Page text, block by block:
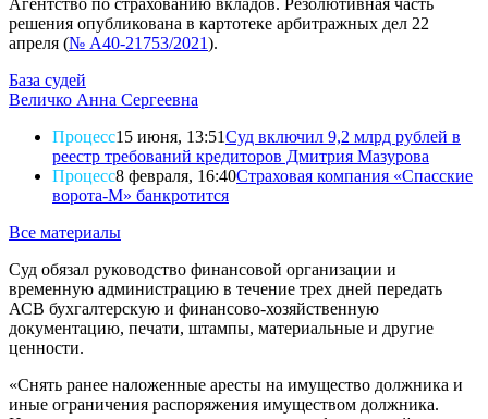
решения опубликована в картотеке арбитражных дел 22
апреля (№ А40-21753/2021).
База судей
Величко Анна Сергеевна
Процесс15 июня, 13:51Суд включил 9,2 млрд рублей в
реестр требований кредиторов Дмитрия Мазурова
Процесс8 февраля, 16:40Страховая компания «Спасские
ворота-М» банкротится
Все материалы
Суд обязал руководство финансовой организации и
временную администрацию в течение трех дней передать
АСВ бухгалтерскую и финансово-хозяйственную
документацию, печати, штампы, материальные и другие
ценности.
«Снять ранее наложенные аресты на имущество должника и
иные ограничения распоряжения имуществом должника.